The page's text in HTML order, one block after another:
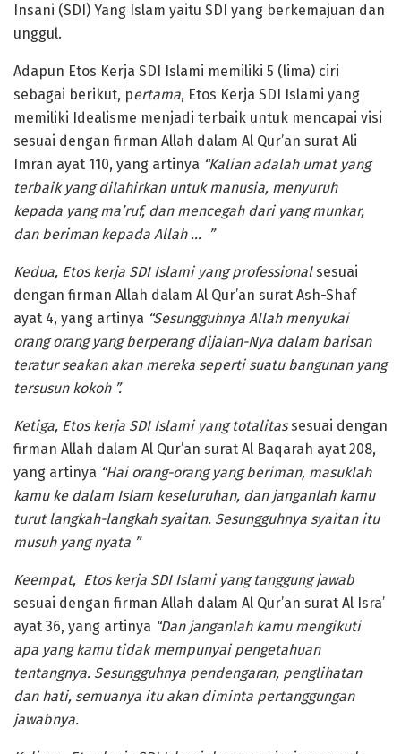
Insani (SDI) Yang Islam yaitu SDI yang berkemajuan dan
unggul.
Adapun Etos Kerja SDI Islami memiliki 5 (lima) ciri
sebagai berikut, pertama, Etos Kerja SDI Islami yang
memiliki Idealisme menjadi terbaik untuk mencapai visi
sesuai dengan firman Allah dalam Al Qur’an surat Ali
Imran ayat 110, yang artinya “Kalian adalah umat yang
terbaik yang dilahirkan untuk manusia, menyuruh
kepada yang ma’ruf, dan mencegah dari yang munkar,
dan beriman kepada Allah … ”
Kedua, Etos kerja SDI Islami yang professionalsesuai
dengan firman Allah dalam Al Qur’an surat Ash-Shaf
ayat 4, yang artinya “Sesungguhnya Allah menyukai
orang orang yang berperang dijalan-Nya dalam barisan
teratur seakan akan mereka seperti suatu bangunan yang
tersusun kokoh ”.
Ketiga, Etos kerja SDI Islami yang totalitassesuai dengan
firman Allah dalam Al Qur’an surat Al Baqarah ayat 208,
yang artinya “Hai orang-orang yang beriman, masuklah
kamu ke dalam Islam keseluruhan, dan janganlah kamu
turut langkah-langkah syaitan. Sesungguhnya syaitan itu
musuh yang nyata ”
Keempat, Etos kerja SDI Islami yang tanggung jawab
sesuai dengan firman Allah dalam Al Qur’an surat Al Isra’
ayat 36, yang artinya “Dan janganlah kamu mengikuti
apa yang kamu tidak mempunyai pengetahuan
tentangnya. Sesungguhnya pendengaran, penglihatan
dan hati, semuanya itu akan diminta pertanggungan
jawabnya.